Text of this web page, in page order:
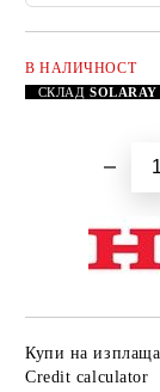
В НАЛИЧНОСТ
СКЛАД
Купи на
Credit calculator